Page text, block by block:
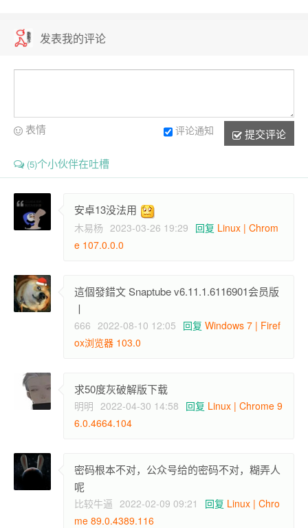
发表我的评论
提交评论
评论通知
表情
(5)个小伙伴在吐槽
安卓13没法用
木易杨 2023-03-26 19:29 回复 Linux | Chrom
e 107.0.0.0
這個發錯文 Snaptube v6.11.1.6116901会员版
丨
666 2022-08-10 12:05 回复 Windows 7 | Firef
ox浏览器 103.0
求50度灰破解版下载
明明 2022-04-30 14:58 回复 Linux | Chrome 9
6.0.4664.104
密码根本不对，公众号给的密码不对，糊弄人
呢
比较牛逼 2022-02-09 09:21 回复 Linux | Chro
me 89.0.4389.116